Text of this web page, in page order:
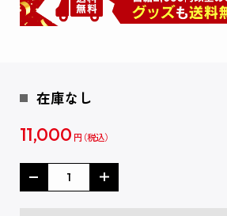
在庫なし
11,000 円